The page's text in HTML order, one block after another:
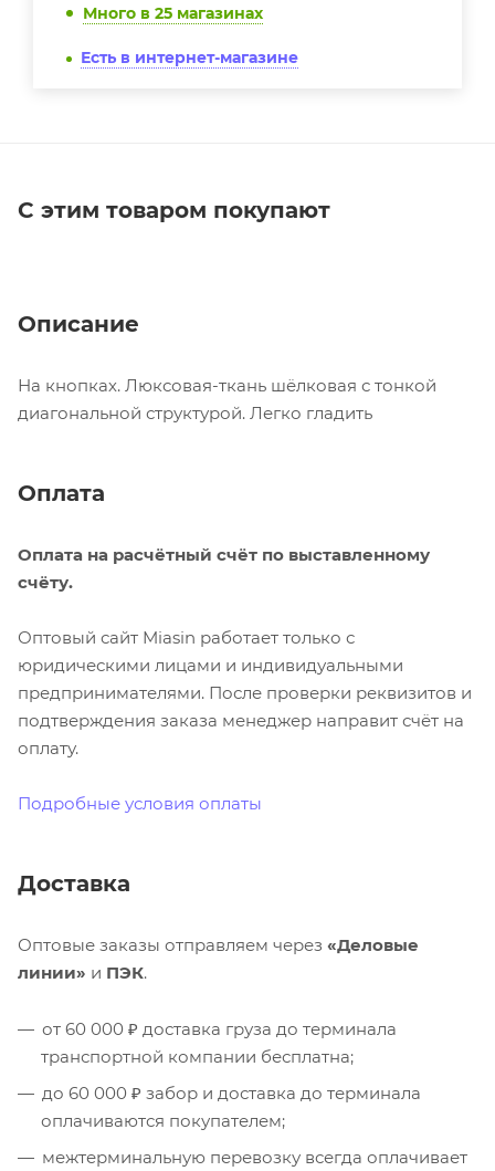
Много в 25 магазинах
Есть в интернет-магазине
С этим товаром покупают
Описание
На кнопках. Люксовая-ткань шёлковая с тонкой
диагональной структурой. Легко гладить
Оплата
Оплата на расчётный счёт по выставленному
счёту.
Оптовый сайт Miasin работает только с
юридическими лицами и индивидуальными
предпринимателями. После проверки реквизитов и
подтверждения заказа менеджер направит счёт на
оплату.
Подробные условия оплаты
Доставка
Оптовые заказы отправляем через «Деловые
линии» и ПЭК.
от 60 000 ₽ доставка груза до терминала
транспортной компании бесплатна;
до 60 000 ₽ забор и доставка до терминала
оплачиваются покупателем;
межтерминальную перевозку всегда оплачивает